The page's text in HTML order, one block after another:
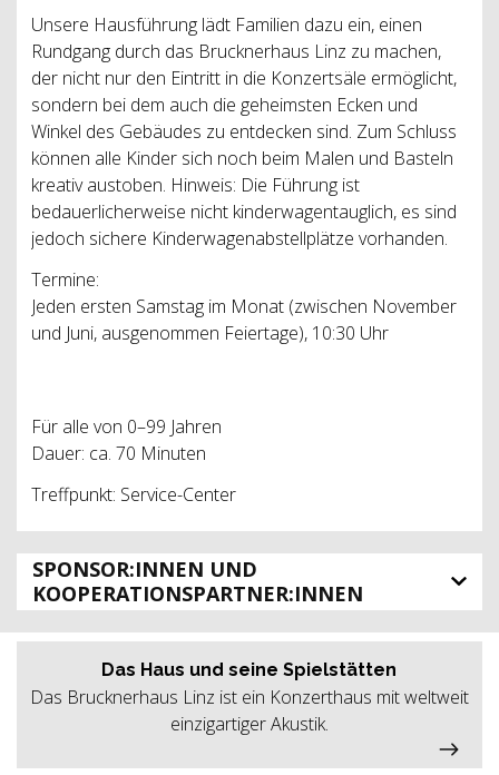
Unsere Hausführung lädt Familien dazu ein, einen
Rundgang durch das Brucknerhaus Linz zu machen,
der nicht nur den Eintritt in die Konzertsäle ermöglicht,
sondern bei dem auch die geheimsten Ecken und
Winkel des Gebäudes zu entdecken sind. Zum Schluss
können alle Kinder sich noch beim Malen und Basteln
kreativ austoben. Hinweis: Die Führung ist
bedauerlicherweise nicht kinderwagentauglich, es sind
jedoch sichere Kinderwagenabstellplätze vorhanden.
Termine:
Jeden ersten Samstag im Monat (zwischen November
und Juni, ausgenommen Feiertage), 10:30 Uhr
Für alle von 0–99 Jahren
Dauer: ca. 70 Minuten
Treffpunkt: Service-Center
SPONSOR:INNEN UND
KOOPERATIONSPARTNER:INNEN
Das Haus und seine Spielstätten
Das Brucknerhaus Linz ist ein Konzerthaus mit weltweit
einzigartiger Akustik.